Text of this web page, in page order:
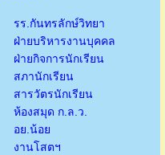
รร.กันทรลักษ์วิทยา
ฝ่ายบริหารงานบุคคล
ฝ่ายกิจการนักเรียน
สภานักเรียน
สารวัตรนักเรียน
ห้องสมุด ก.ล.ว.
อย.น้อย
งานโสตฯ